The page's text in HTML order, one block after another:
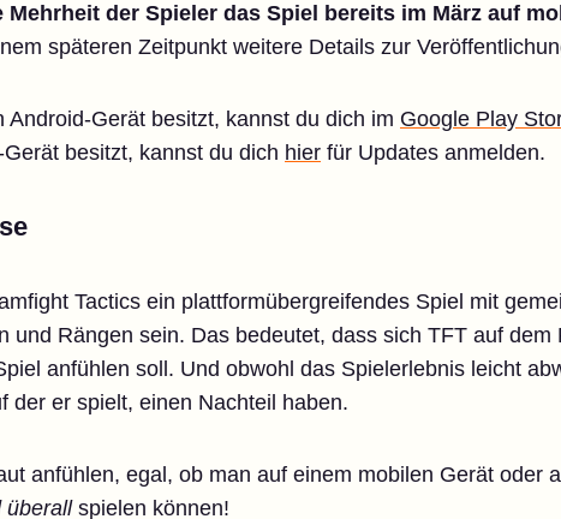
Mehrheit der Spieler das Spiel bereits im März auf
späteren Zeitpunkt weitere Details zur
Gerät besitzt, kannst du dich im Google Play
besitzt, kannst du dich hier für Updates anmelden.
Tactics ein plattformübergreifendes Spiel mit
und Rängen sein. Das bedeutet, dass sich TFT auf dem
anfühlen soll. Und obwohl das Spielerlebnis leicht
der er spielt, einen Nachteil haben.
anfühlen, egal, ob man auf einem mobilen Gerät oder
überallspielen können!